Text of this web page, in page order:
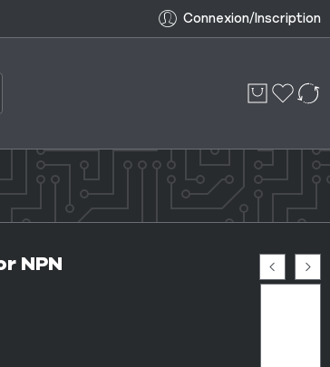
Connexion/Inscription
NPN